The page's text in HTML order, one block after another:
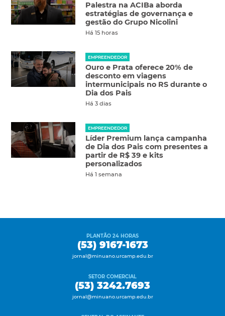
Palestra na ACIBa aborda
estratégias de governança e
gestão do Grupo Nicolini
Há 15 horas
EMPREENDEDOR
Ouro e Prata oferece 20% de
desconto em viagens
intermunicipais no RS durante o
Dia dos Pais
Há 3 dias
EMPREENDEDOR
Líder Premium lança campanha
de Dia dos Pais com presentes a
partir de R$ 39 e kits
personalizados
Há 1 semana
PLANTÃO 24 HORAS
(53) 9167-1673
jornal@minuano.urcamp.edu.br
SETOR COMERCIAL
(53) 3242.7693
jornal@minuano.urcamp.edu.br